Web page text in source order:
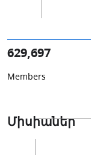
629,697
Members
Միսիաներ